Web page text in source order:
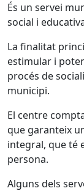
És un servei
social i
La finalitat
estimular i
procés de
municipi.
El centre
que garanteix
integral, que té
persona.
Alguns dels